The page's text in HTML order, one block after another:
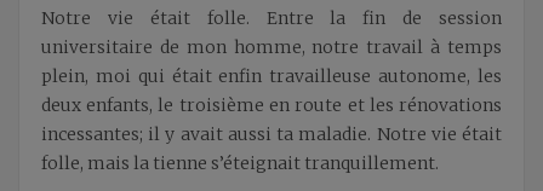
Notre vie était folle. Entre la fin de session
universitaire de mon homme, notre travail à temps
plein, moi qui était enfin travailleuse autonome, les
deux enfants, le troisième en route et les rénovations
incessantes; il y avait aussi ta maladie. Notre vie était
folle, mais la tienne s’éteignait tranquillement.